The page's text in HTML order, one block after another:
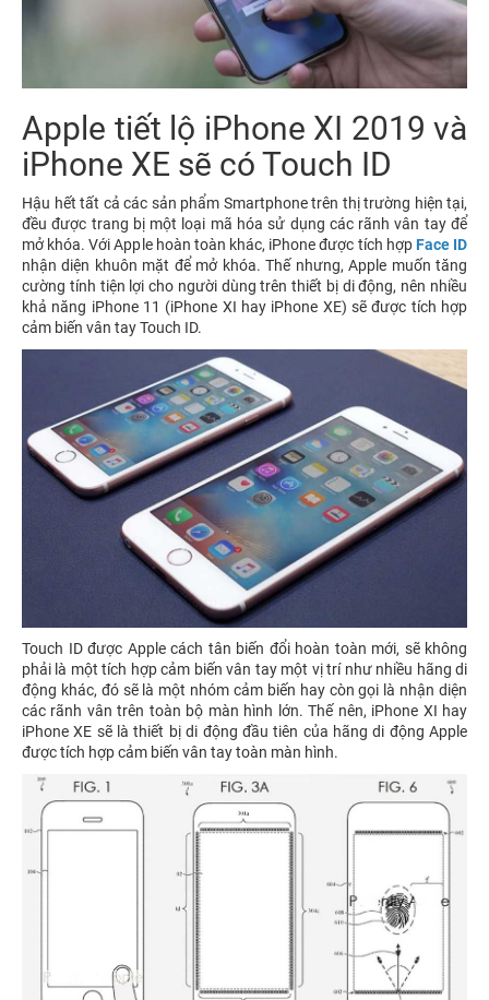
Apple tiết lộ iPhone XI 2019 và
iPhone XE sẽ có Touch ID
Hậu hết tất cả các sản phẩm Smartphone trên thị trường hiện tại,
đều được trang bị một loại mã hóa sử dụng các rãnh vân tay để
mở khóa. Với Apple hoàn toàn khác, iPhone được tích hợpFace ID
nhận diện khuôn mặt để mở khóa. Thế nhưng, Apple muốn tăng
cường tính tiện lợi cho người dùng trên thiết bị di động, nên nhiều
khả năng iPhone 11 (iPhone XI hay iPhone XE) sẽ được tích hợp
cảm biến vân tay Touch ID.
Touch ID được Apple cách tân biến đổi hoàn toàn mới, sẽ không
phải là một tích hợp cảm biến vân tay một vị trí như nhiều hãng di
động khác, đó sẽ là một nhóm cảm biến hay còn gọi là nhận diện
các rãnh vân trên toàn bộ màn hình lớn. Thế nên, iPhone XI hay
iPhone XE sẽ là thiết bị di động đầu tiên của hãng di động Apple
được tích hợp cảm biến vân tay toàn màn hình.